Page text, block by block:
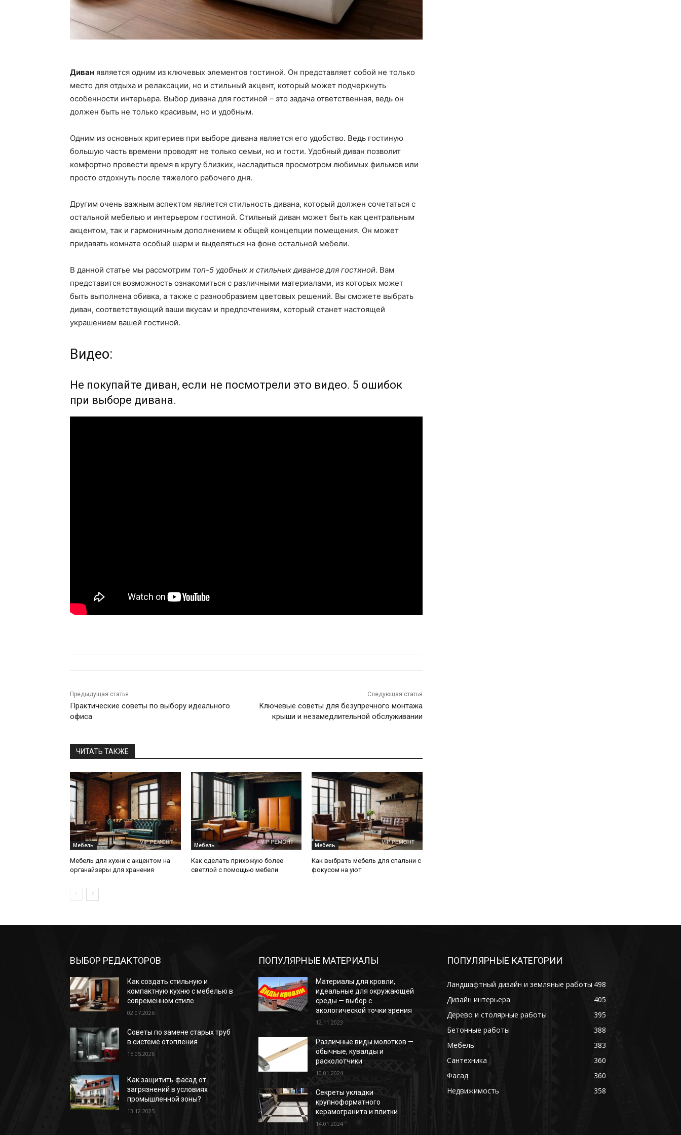
Диван является одним из ключевых элементов гостиной. Он представляет собой не только
место для отдыха и релаксации, но и стильный акцент, который может подчеркнуть
особенности интерьера. Выбор дивана для гостиной – это задача ответственная, ведь он
должен быть не только красивым, но и удобным.
Одним из основных критериев при выборе дивана является его удобство. Ведь гостиную
большую часть времени проводят не только семьи, но и гости. Удобный диван позволит
комфортно провести время в кругу близких, насладиться просмотром любимых фильмов или
просто отдохнуть после тяжелого рабочего дня.
Другим очень важным аспектом является стильность дивана, который должен сочетаться с
остальной мебелью и интерьером гостиной. Стильный диван может быть как центральным
акцентом, так и гармоничным дополнением к общей концепции помещения. Он может
придавать комнате особый шарм и выделяться на фоне остальной мебели.
В данной статье мы рассмотрим топ-5 удобных и стильных диванов для гостиной. Вам
представится возможность ознакомиться с различными материалами, из которых может
быть выполнена обивка, а также с разнообразием цветовых решений. Вы сможете выбрать
диван, соответствующий ваши вкусам и предпочтениям, который станет настоящей
украшением вашей гостиной.
Видео:
Не покупайте диван, если не посмотрели это видео. 5 ошибок
при выборе дивана.
Предыдущая статья
Практические советы по выбору идеального
офиса
Следующая статья
Ключевые советы для безупречного монтажа
крыши и незамедлительной обслуживании
ЧИТАТЬ ТАКЖЕ
Мебель
Мебель для кухни с акцентом на
органайзеры для хранения
Мебель
Как сделать прихожую более
светлой с помощью мебели
Мебель
Как выбрать мебель для спальни с
фокусом на уют
ВЫБОР РЕДАКТОРОВ
Как создать стильную и
компактную кухню с мебелью в
современном стиле
02.07.2026
Советы по замене старых труб
в системе отопления
15.05.2026
Как защитить фасад от
загрязнений в условиях
промышленной зоны?
13.12.2025
ПОПУЛЯРНЫЕ МАТЕРИАЛЫ
Материалы для кровли,
идеальные для окружающей
среды — выбор с
экологической точки зрения
12.11.2023
Различные виды молотков —
обычные, кувалды и
расколотчики
10.01.2024
Секреты укладки
крупноформатного
керамогранита и плитки
14.01.2024
ПОПУЛЯРНЫЕ КАТЕГОРИИ
Ландшафтный дизайн и земляные работы 498
Дизайн интерьера
405
Дерево и столярные работы
395
Бетонные работы
388
Мебель
383
Сантехника
360
Фасад
360
Недвижимость
358